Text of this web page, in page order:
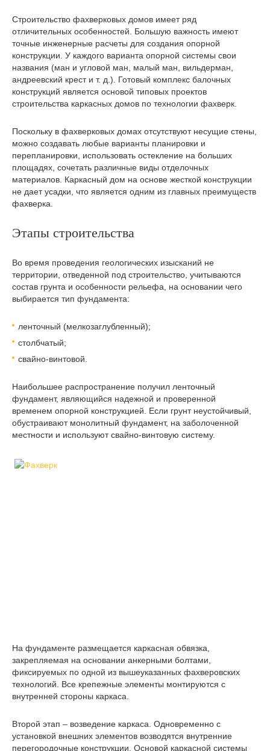
Строительство фахверковых домов имеет ряд
отличительных особенностей. Большую важность имеют
точные инженерные расчеты для создания опорной
конструкции. У каждого варианта опорной системы свои
названия (ман и угловой ман, малый ман, вильдерман,
андреевский крест и т. д.). Готовый комплекс балочных
конструкций является основой типовых проектов
строительства каркасных домов по технологии фахверк.
Поскольку в фахверковых домах отсутствуют несущие стены,
можно создавать любые варианты планировки и
перепланировки, использовать остекление на больших
площадях, сочетать различные виды отделочных
материалов. Каркасный дом на основе жесткой конструкции
не дает усадки, что является одним из главных преимуществ
фахверка.
Этапы строительства
Во время проведения геологических изысканий не
территории, отведенной под строительство, учитываются
состав грунта и особенности рельефа, на основании чего
выбирается тип фундамента:
ленточный (мелкозаглубленный);
столбчатый;
свайно-винтовой.
Наибольшее распространение получил ленточный
фундамент, являющийся надежной и проверенной
временем опорной конструкцией. Если грунт неустойчивый,
обустраивают монолитный фундамент, на заболоченной
местности и используют свайно-винтовую систему.
На фундаменте размещается каркасная обвязка,
закрепляемая на основании анкерными болтами,
фиксируемых по одной из вышеуказанных фахверовских
технологий. Все крепежные элементы монтируются с
внутренней стороны каркаса.
Второй этап – возведение каркаса. Одновременно с
установкой внешних элементов возводятся внутренние
перегородочные конструкции. Основой каркасной системы